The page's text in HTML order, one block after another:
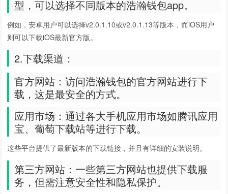
型，可以选择不同版本的浩瀚钱包app。
例如，安卓用户可以选择v2.0.1.10或v2.0.1.13等版本，而iOS用户
则可以下载iOS最新官方版。
2.下载渠道：
官方网站：访问浩瀚钱包的官方网站进行下
载，这是最安全的方式。
应用市场：通过各大手机应用市场如腾讯应用
宝、葡萄下载站等进行下载。
这些平台提供了最新版本的下载链接，并且有详细的安装说明。
第三方网站：一些第三方网站也提供下载服
务，但需注意安全性和隐私保护。